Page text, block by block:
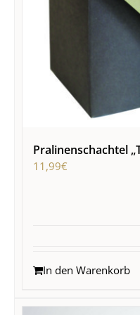
Pralinenschachtel
11,99€
In den Warenkorb